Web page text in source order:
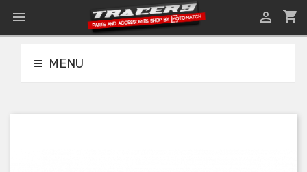
 shopping_cart

MENU